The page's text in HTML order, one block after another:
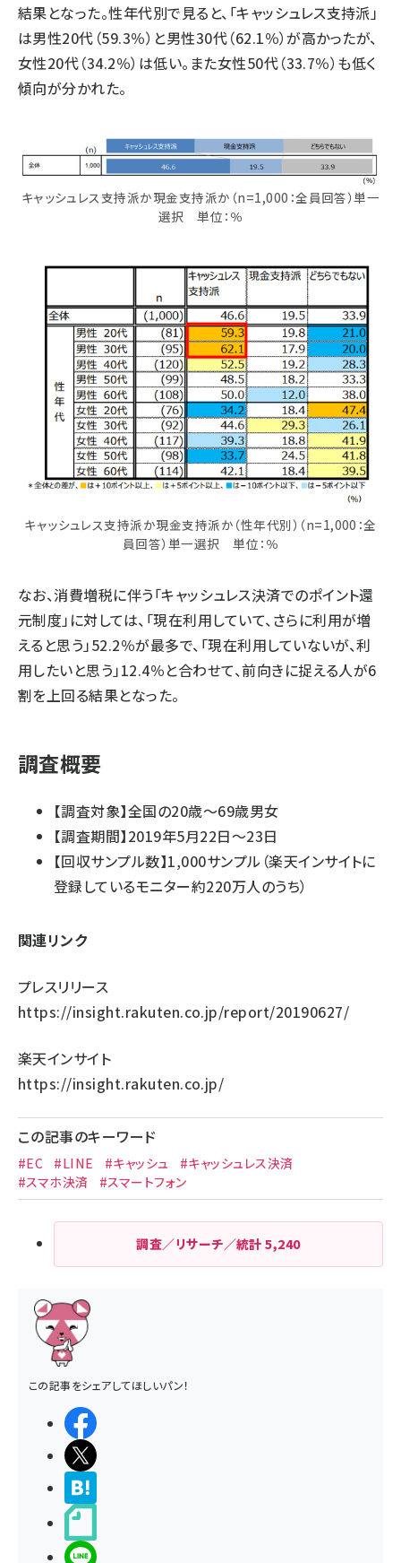
結果となった。性年代別で見ると、「キャッシュレス支持派」
は男性20代（59.3％）と男性30代（62.1％）が高かったが、
女性20代（34.2％）は低い。また女性50代（33.7％）も低く
傾向が分かれた。
キャッシュレス支持派か現金支持派か（n=1,000：全員回答）単一
選択 単位：％
キャッシュレス支持派か現金支持派か（性年代別）（n=1,000：全
員回答）単一選択 単位：％
なお、消費増税に伴う「キャッシュレス決済でのポイント還
元制度」に対しては、「現在利用していて、さらに利用が増
えると思う」52.2％が最多で、「現在利用していないが、利
用したいと思う」12.4％と合わせて、前向きに捉える人が6
割を上回る結果となった。
調査概要
【調査対象】全国の20歳～69歳男女
【調査期間】2019年5月22日～23日
【回収サンプル数】1,000サンプル（楽天インサイトに
登録しているモニター約220万人のうち）
関連リンク
プレスリリース
https://insight.rakuten.co.jp/report/20190627/
楽天インサイト
https://insight.rakuten.co.jp/
この記事のキーワード
#EC #LINE #キャッシュ
#キャッシュレス決済
#スマホ決済
#スマートフォン
調査／リサーチ／統計5,240
この記事をシェアしてほしいパン！